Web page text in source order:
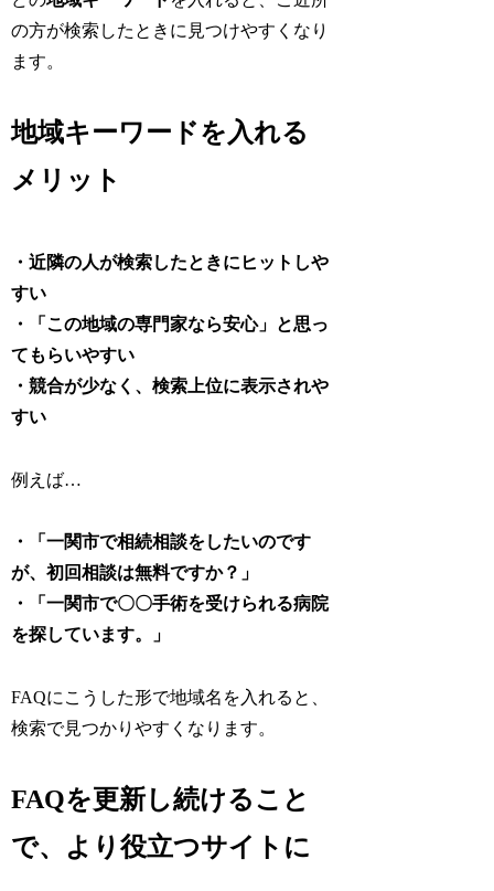
の方が検索したときに見つけやすくなり
ます。
地域キーワードを入れる
メリット
・近隣の人が検索したときにヒットしや
すい
・「この地域の専門家なら安心」と思っ
てもらいやすい
・競合が少なく、検索上位に表示されや
すい
例えば…
・「一関市で相続相談をしたいのです
が、初回相談は無料ですか？」
・「一関市で〇〇手術を受けられる病院
を探しています。」
FAQにこうした形で地域名を入れると、
検索で見つかりやすくなります。
FAQを更新し続けること
で、より役立つサイトに